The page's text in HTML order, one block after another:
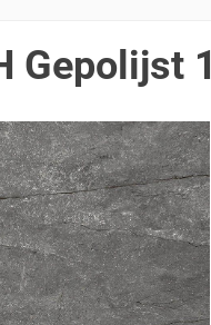
Gepolijst